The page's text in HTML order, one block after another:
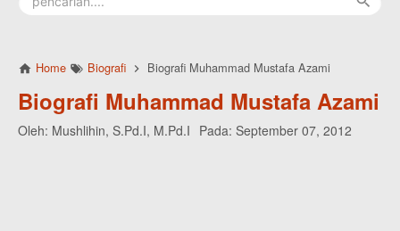
Home Biografi Biografi Muhammad Mustafa Azami
Biografi Muhammad Mustafa Azami
Oleh: Mushlihin, S.Pd.I, M.Pd.I Pada: September 07, 2012